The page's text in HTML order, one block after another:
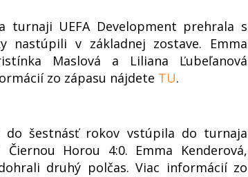
turnaji UEFA Development prehrala s
nastúpili v základnej zostave. Emma
Maslová a Liliana Ľubeľanová
zo zápasu nájdete TU.
do šestnásť rokov vstúpila do turnaja
Horou 4:0. Emma Kenderová,
druhý polčas. Viac informácií zo